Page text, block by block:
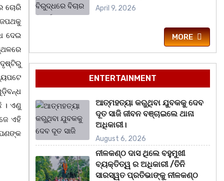
ଚୋରି
ଦେଇ
। ଏଣୁ
ଏହି
April 9, 2026
MORE
ENTERTAINMENT
ଆତ୍ମହତ୍ୟା କରୁଥିବା ଯୁବକକୁ ଦେବ
ଦୂତ ସାଜି ଜୀବନ ବଞ୍ଚାଇଲେ ଥାନା
ଅଧିକାରୀ।
August 6, 2026
ନୀଳକଣ୍ଠ ଦାସ ଥିଲେ ବହୁମୁଖୀ
ବ୍ୟକ୍ତିତ୍ୱ ର ଅଧିକାରୀ /ତିନି
ସାରସ୍ୱତ ପ୍ରତିଭାଙ୍କୁ ନୀଳକଣ୍ଠ